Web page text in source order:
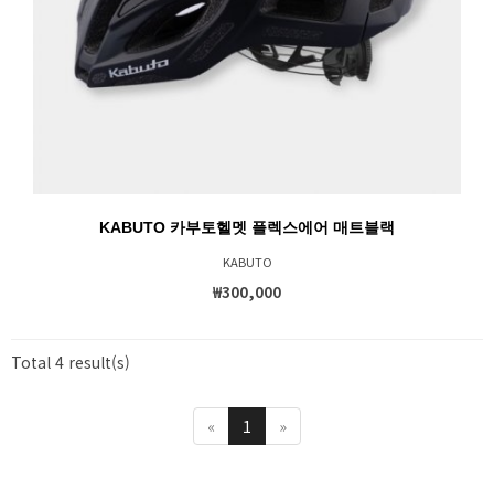
KABUTO 카부토헬멧 플렉스에어 매트블랙
KABUTO
₩300,000
Total 4 result(s)
« 1 »